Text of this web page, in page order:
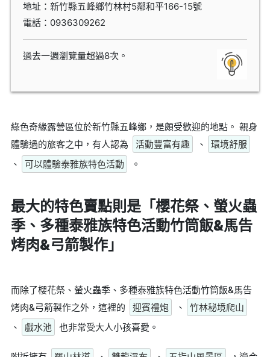
地址：新竹縣五峰鄉竹林村5鄰和平166-15號
電話： 0936309262
過去一週瀏覽量超過8次。
綠色奇緣露營區位於新竹縣五峰鄉，是頗受歡迎的地點。 親身
體驗過的旅客之中，有人認為
活動豐富有趣 、
環境舒服
、
可以體驗泰雅族特色活動 。
最大的特色賣點則是「櫻花祭、螢火蟲
季、多種泰雅族特色活動竹筒飯&馬告
烤肉&弓箭製作」
而除了櫻花祭、螢火蟲季、多種泰雅族特色活動竹筒飯&馬告
烤肉&弓箭製作之外，這裡的
迎賓禮炮 、
竹林秘境爬山
、
戲水池 也非常受大人小孩喜愛。